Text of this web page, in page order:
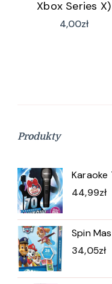
Xbox Series X)
4,00zł
Produkty
Karaoke
44,99zł
Spin
34,05zł